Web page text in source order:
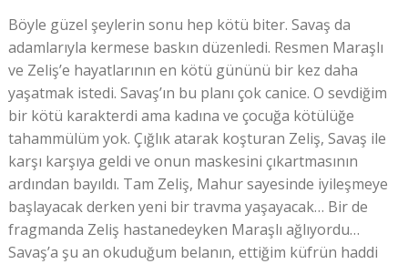
Böyle güzel şeylerin sonu hep kötü biter. Savaş da
adamlarıyla kermese baskın düzenledi. Resmen Maraşlı
ve Zeliş’e hayatlarının en kötü gününü bir kez daha
yaşatmak istedi. Savaş’ın bu planı çok canice. O sevdiğim
bir kötü karakterdi ama kadına ve çocuğa kötülüğe
tahammülüm yok. Çığlık atarak koşturan Zeliş, Savaş ile
karşı karşıya geldi ve onun maskesini çıkartmasının
ardından bayıldı. Tam Zeliş, Mahur sayesinde iyileşmeye
başlayacak derken yeni bir travma yaşayacak… Bir de
fragmanda Zeliş hastanedeyken Maraşlı ağlıyordu…
Savaş’a şu an okuduğum belanın, ettiğim küfrün haddi